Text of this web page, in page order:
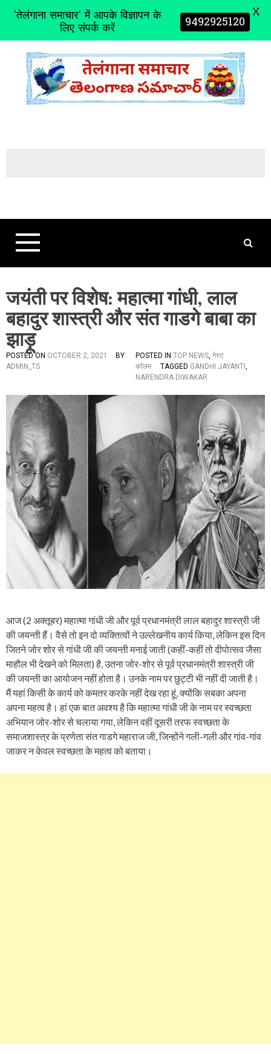
t
जयंती पर विशेष: महात्मा गांधी, लाल
बहादुर शास्त्री और संत गाडगे बाबा का
झाड़ू
POSTED ON OCTOBER 2, 2021
BY
ADMIN_TS
POSTED IN TOP NEWS, गेस्ट
कॉलम
TAGGED GANDHI JAYANTI ,
NARENDRA DIWAKAR
आज (2 अक्तूबर) महात्मा गांधी जी और पूर्व प्रधानमंत्री लाल बहादुर शास्त्री जी
की जयन्ती हैं। वैसे तो इन दो व्यक्तित्वों ने उल्लेखनीय कार्य किया, लेकिन इस दिन
जितने जोर शोर से गांधी जी की जयन्ती मनाई जाती (कहीं-कहीं तो दीपोत्सव जैसा
माहौल भी देखने को मिलता) है, उतना जोर-शोर से पूर्व प्रधानमंत्री शास्त्री जी
की जयन्ती का आयोजन नहीं होता है। उनके नाम पर छुट्टी भी नहीं दी जाती है।
मैं यहां किसी के कार्य को कमतर करके नहीं देख रहा हूं, क्योंकि सबका अपना
अपना महत्व है। हां एक बात अवश्य है कि महात्मा गांधी जी के नाम पर स्वच्छता
अभियान जोर-शोर से चलाया गया, लेकिन वहीं दूसरी तरफ स्वच्छता के
समाजशास्त्र के प्रणेता संत गाडगे महाराज जी, जिन्होंने गली-गली और गांव-गांव
जाकर न केवल स्वच्छता के महत्व को बताया।
'तेलंगाना समाचार' में आपके विज्ञापन के
लिए संपर्क करें 9492925120 X